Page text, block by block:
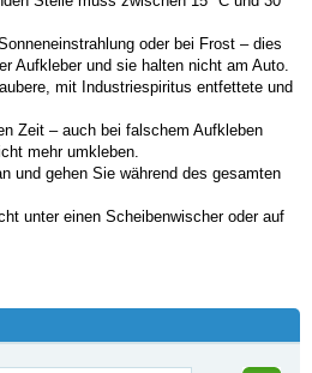
oder bei Frost – dies
Aufkleber und sie halten nicht am Auto.
mit Industriespiritus entfettete und
Zeit – auch bei falschem Aufkleben
mehr umkleben.
und gehen Sie während des gesamten
unter einen Scheibenwischer oder auf